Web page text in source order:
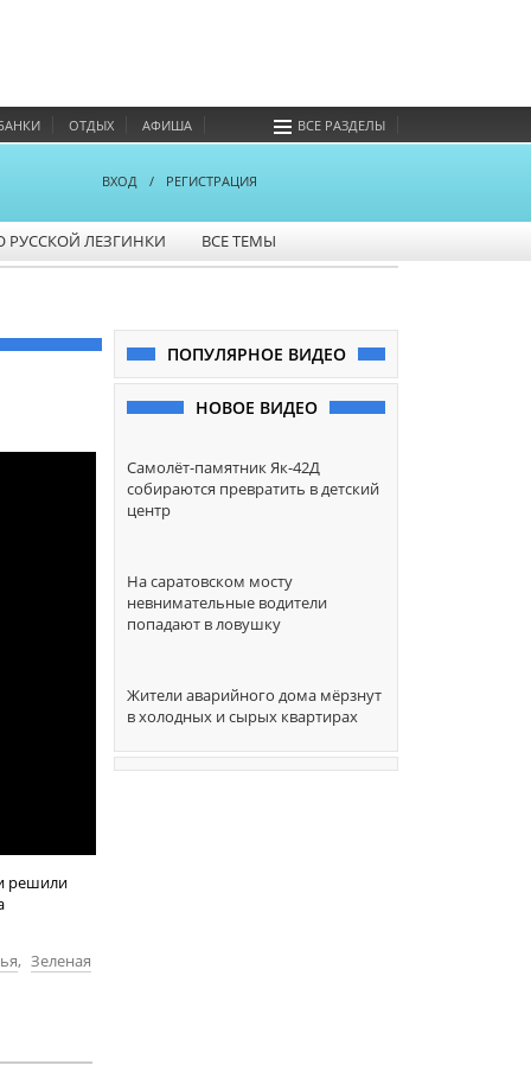
ОТДЫХ АФИША ВСЕ РАЗДЕЛЫ
ВХОД / РЕГИСТРАЦИЯ
РУССКОЙ ЛЕЗГИНКИ ВСЕ ТЕМЫ
решили
, Зеленая
ПОПУЛЯРНОЕ ВИДЕО
НОВОЕ ВИДЕО
Самолёт-памятник Як-42Д
собираются превратить в детский
центр
На саратовском мосту
невнимательные водители
попадают в ловушку
Жители аварийного дома мёрзнут
в холодных и сырых квартирах